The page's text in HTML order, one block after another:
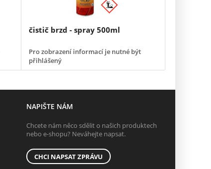
čistič brzd - spray 500ml
Pro zobrazení informací je nutné být
přihlášený
NAPIŠTE NÁM
Chcete nám něco sdělit o našich produktech
nebo e-shopu? Neváhejte napsat.
CHCI NAPSAT ZPRÁVU